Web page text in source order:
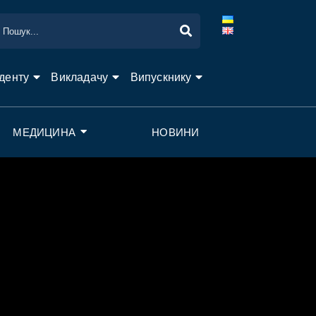
Викладачу Випускнику
МЕДИЦИНА НОВИНИ